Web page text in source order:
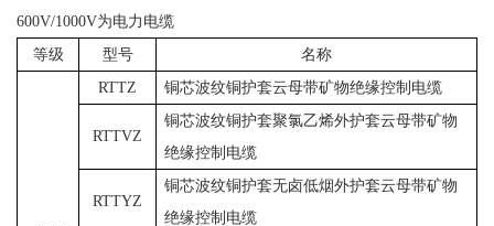
600V/1000V为电力电缆
等级
型号 名称
RTTZ 铜芯波纹铜护套云母带矿物绝缘控制电缆
RTTVZ
铜芯波纹铜护套聚氯乙烯外护套云母带矿物
绝缘控制电缆
RTTYZ
铜芯波纹铜护套无卤低烟外护套云母带矿物
绝缘控制电缆